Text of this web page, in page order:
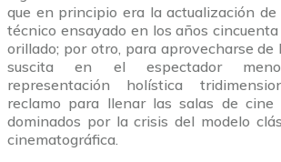
que en principio era la actualización
técnico ensayado en los años
orillado; por otro, para aprovecharse de
suscita en el espectador
representación holística
reclamo para llenar las salas de cine
dominados por la crisis del modelo
cinematográfica.